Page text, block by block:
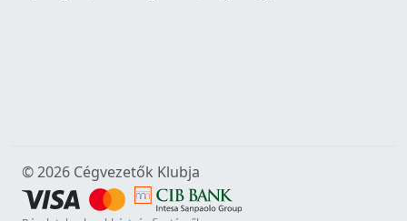
© 2026 Cégvezetők Klubja